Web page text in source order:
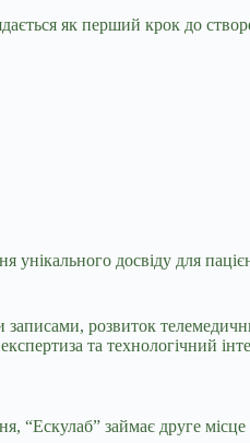
як перший крок до
досвіду для
розвиток
та технологічний
“Ескулаб” займає друге